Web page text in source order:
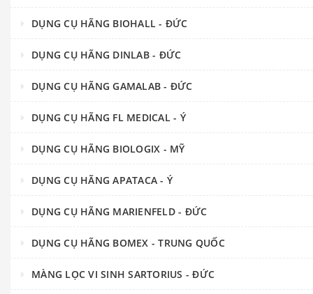
DỤNG CỤ HÃNG BIOHALL - ĐỨC
DỤNG CỤ HÃNG DINLAB - ĐỨC
DỤNG CỤ HÃNG GAMALAB - ĐỨC
DỤNG CỤ HÃNG FL MEDICAL - Ý
DỤNG CỤ HÃNG BIOLOGIX - MỸ
DỤNG CỤ HÃNG APATACA - Ý
DỤNG CỤ HÃNG MARIENFELD - ĐỨC
DỤNG CỤ HÃNG BOMEX - TRUNG QUỐC
MÀNG LỌC VI SINH SARTORIUS - ĐỨC